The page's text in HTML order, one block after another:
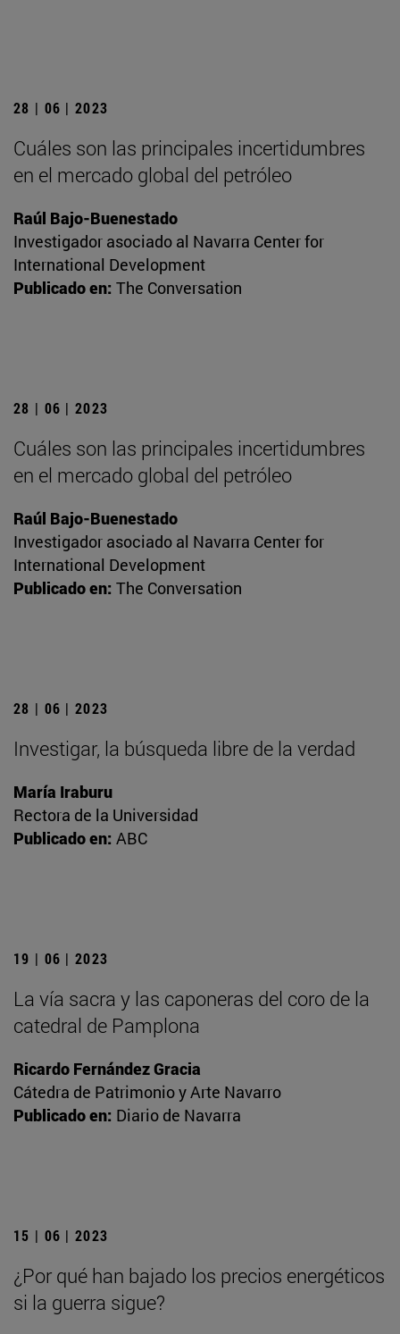
28 | 06 | 2023
Cuáles son las principales incertidumbres
en el mercado global del petróleo
Raúl Bajo-Buenestado
Investigador asociado al Navarra Center for
International Development
Publicado en: The Conversation
28 | 06 | 2023
Cuáles son las principales incertidumbres
en el mercado global del petróleo
Raúl Bajo-Buenestado
Investigador asociado al Navarra Center for
International Development
Publicado en: The Conversation
28 | 06 | 2023
Investigar, la búsqueda libre de la verdad
María Iraburu
Rectora de la Universidad
Publicado en: ABC
19 | 06 | 2023
La vía sacra y las caponeras del coro de la
catedral de Pamplona
Ricardo Fernández Gracia
Cátedra de Patrimonio y Arte Navarro
Publicado en: Diario de Navarra
15 | 06 | 2023
¿Por qué han bajado los precios energéticos
si la guerra sigue?